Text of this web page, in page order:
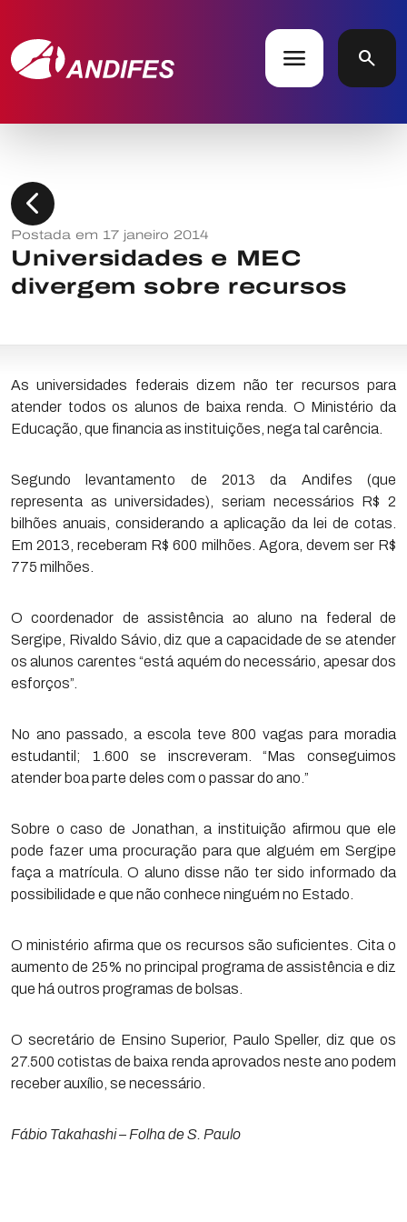
menu search
chevron_left
Postada em 17 janeiro 2014
Universidades e MEC
divergem sobre recursos
As universidades federais dizem não ter recursos para
atender todos os alunos de baixa renda. O Ministério da
Educação, que financia as instituições, nega tal carência.
Segundo levantamento de 2013 da Andifes (que
representa as universidades), seriam necessários R$ 2
bilhões anuais, considerando a aplicação da lei de cotas.
Em 2013, receberam R$ 600 milhões. Agora, devem ser R$
775 milhões.
O coordenador de assistência ao aluno na federal de
Sergipe, Rivaldo Sávio, diz que a capacidade de se atender
os alunos carentes “está aquém do necessário, apesar dos
esforços”.
No ano passado, a escola teve 800 vagas para moradia
estudantil; 1.600 se inscreveram. “Mas conseguimos
atender boa parte deles com o passar do ano.”
Sobre o caso de Jonathan, a instituição afirmou que ele
pode fazer uma procuração para que alguém em Sergipe
faça a matrícula. O aluno disse não ter sido informado da
possibilidade e que não conhece ninguém no Estado.
O ministério afirma que os recursos são suficientes. Cita o
aumento de 25% no principal programa de assistência e diz
que há outros programas de bolsas.
O secretário de Ensino Superior, Paulo Speller, diz que os
27.500 cotistas de baixa renda aprovados neste ano podem
receber auxílio, se necessário.
Fábio Takahashi – Folha de S. Paulo